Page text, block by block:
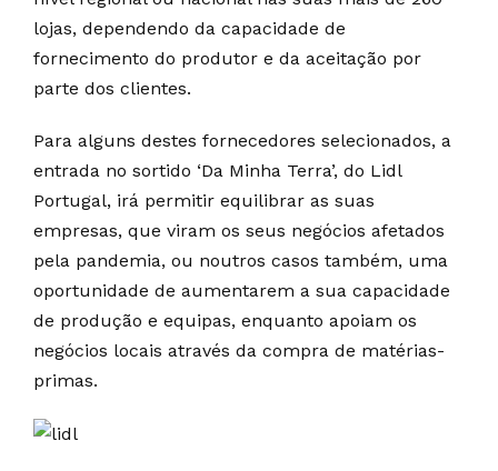
lojas, dependendo da capacidade de
fornecimento do produtor e da aceitação por
parte dos clientes.
Para alguns destes fornecedores selecionados, a
entrada no sortido ‘Da Minha Terra’, do Lidl
Portugal, irá permitir equilibrar as suas
empresas, que viram os seus negócios afetados
pela pandemia, ou noutros casos também, uma
oportunidade de aumentarem a sua capacidade
de produção e equipas, enquanto apoiam os
negócios locais através da compra de matérias-
primas.